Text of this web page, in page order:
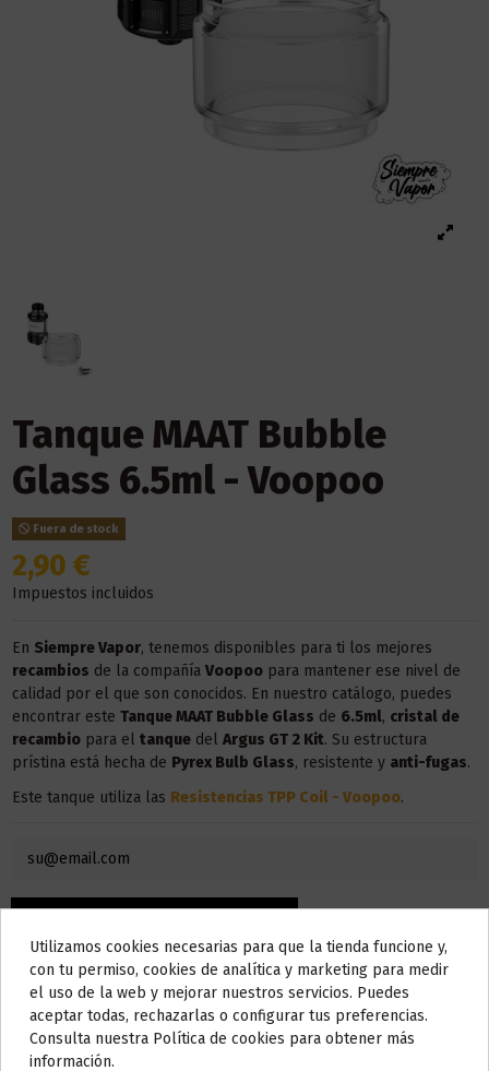
Tanque MAAT Bubble
Glass 6.5ml - Voopoo
Fuera de stock
2,90 €
Impuestos incluidos
En Siempre Vapor, tenemos disponibles para ti los mejores
recambios de la compañía Voopoopara mantener ese nivel de
calidad por el que son conocidos. En nuestro catálogo, puedes
encontrar este Tanque MAAT Bubble Glass de 6.5ml, cristal de
recambiopara el tanquedel Argus GT 2 Kit. Su estructura
prístina está hecha de Pyrex Bulb Glass, resistente y anti-fugas.
Este tanque utiliza las Resistencias TPP Coil - Voopoo.
Do not show again.
AVISO IMPORTANTE
Nos tomamos unos días
Utilizamos cookies necesarias para que la tienda funcione y,
con tu permiso, cookies de analítica y marketing para medir
el uso de la web y mejorar nuestros servicios. Puedes
aceptar todas, rechazarlas o configurar tus preferencias.
Consulta nuestra Política de cookies para obtener más
información.